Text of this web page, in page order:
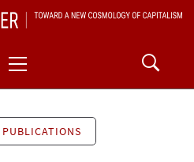
POWER
Menu
PUBLICATIONS